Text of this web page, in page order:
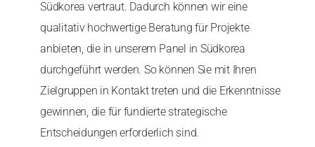
Südkorea vertraut. Dadurch können wir eine
qualitativ hochwertige Beratung für Projekte
anbieten, die in unserem Panel in Südkorea
durchgeführt werden. So können Sie mit Ihren
Zielgruppen in Kontakt treten und die Erkenntnisse
gewinnen, die für fundierte strategische
Entscheidungen erforderlich sind.